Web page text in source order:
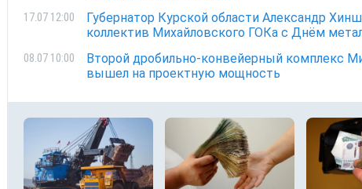
17.07 12:00
Губернатор Курской области Александр
коллектив Михайловского ГОКа с Днём
08.07 10:00
Второй дробильно-конвейерный комплекс
вышел на проектную мощность